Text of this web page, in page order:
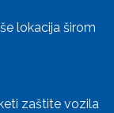
lokacija širom
zaštite vozila